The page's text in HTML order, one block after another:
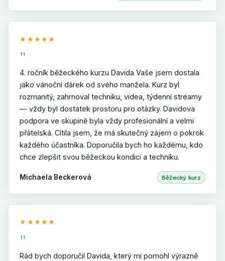
★★★★★
"
4. ročník běžeckého kurzu Davida Vaše jsem dostala
jako vánoční dárek od svého manžela. Kurz byl
rozmanitý, zahrnoval techniku, videa, týdenní streamy
— vždy byl dostatek prostoru pro otázky. Davidova
podpora ve skupině byla vždy profesionální a velmi
přátelská. Cítila jsem, že má skutečný zájem o pokrok
každého účastníka. Doporučila bych ho každému, kdo
chce zlepšit svou běžeckou kondici a techniku.
Michaela Beckerová Běžecký kurz
★★★★★
"
Rád bych doporučil Davida, který mi pomohl výrazně